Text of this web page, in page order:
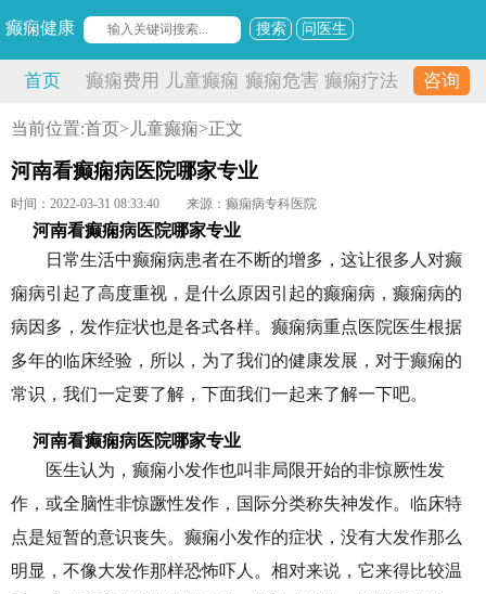
癫痫健康 搜索 问医生
首页 癫痫费用 儿童癫痫 癫痫危害 癫痫疗法 咨询
当前位置:首页> 儿童癫痫>正文
河南看癫痫病医院哪家专业
时间：2022-03-31 08:33:40 来源：癫痫病专科医院
河南看癫痫病医院哪家专业
日常生活中癫痫病患者在不断的增多，这让很多人对癫
痫病引起了高度重视，是什么原因引起的癫痫病，癫痫病的
病因多，发作症状也是各式各样。癫痫病重点医院医生根据
多年的临床经验，所以，为了我们的健康发展，对于癫痫的
常识，我们一定要了解，下面我们一起来了解一下吧。
河南看癫痫病医院哪家专业
医生认为，癫痫小发作也叫非局限开始的非惊厥性发
作，或全脑性非惊蹶性发作，国际分类称失神发作。临床特
点是短暂的意识丧失。癫痫小发作的症状，没有大发作那么
明显，不像大发作那样恐怖吓人。相对来说，它来得比较温